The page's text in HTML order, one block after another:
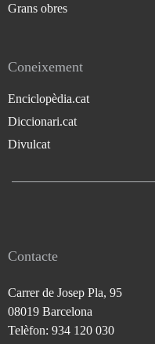
Grans obres
Coneixement
Enciclopèdia.cat
Diccionari.cat
Divulcat
Contacte
Carrer de Josep Pla, 95
08019 Barcelona
Telèfon: 934 120 030